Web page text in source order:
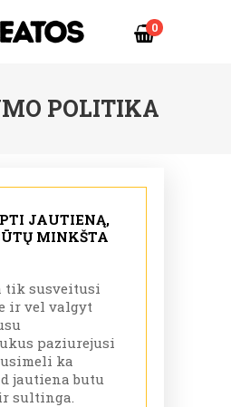
0
POLITIKA
JAUTIENĄ,
MINKŠTA
tik susveitusi
ir vel valgyt
paziurejusi
ka
jautiena butu
sultinga.